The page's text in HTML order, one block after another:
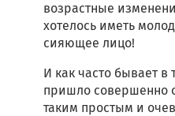
возрастные
хотелось иметь
сияющее лицо!
И как часто бывает в
пришло совершенно
таким простым и